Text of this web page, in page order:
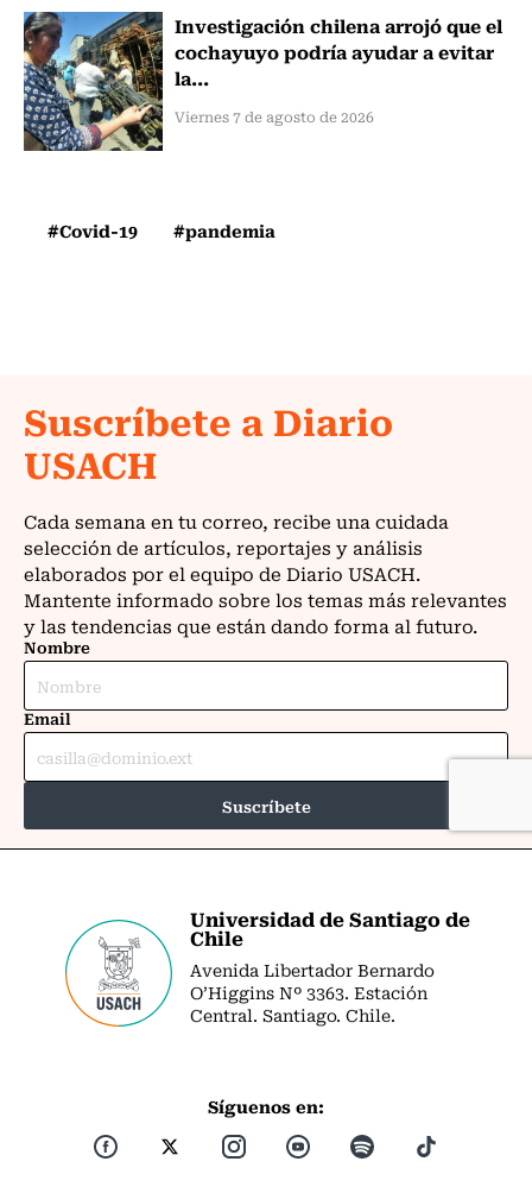
Investigación chilena arrojó que el
cochayuyo podría ayudar a evitar
la...
Viernes 7 de agosto de 2026
#Covid-19 #pandemia
Universidad de Santiago de
Chile
Avenida Libertador Bernardo
O’Higgins Nº 3363. Estación
Central. Santiago. Chile.
Síguenos en: